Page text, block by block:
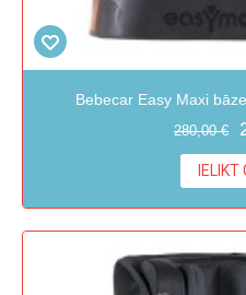
Bebecar Easy Maxi
280,00 €